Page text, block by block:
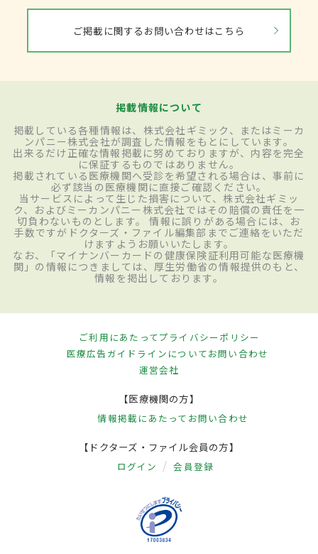
ご掲載に関するお問い合わせはこちら
掲載情報について
掲載している各種情報は、株式会社ギミック、またはミーカ
ンパニー株式会社が調査した情報をもとにしています。
出来るだけ正確な情報掲載に努めておりますが、内容を完全
に保証するものではありません。
掲載されている医療機関へ受診を希望される場合は、事前に
必ず該当の医療機関に直接ご確認ください。
当サービスによって生じた損害について、株式会社ギミッ
ク、およびミーカンパニー株式会社ではその賠償の責任を一
切負わないものとします。 情報に誤りがある場合には、お
手数ですがドクターズ・ファイル編集部までご連絡をいただ
けますようお願いいたします。
なお、「マイナンバーカードの健康保険証利用可能な医療機
関」の情報につきましては、厚生労働省の情報提供のもと、
情報を掲出しております。
ご利用にあたってプライバシーポリシー
医療広告ガイドラインについてお問い合わせ
運営会社
【医療機関の方】
情報掲載にあたって お問い合わせ
【ドクターズ・ファイル会員の方】
ログイン 会員登録